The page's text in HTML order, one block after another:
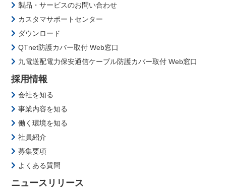
製品・サービスのお問い合わせ
カスタマサポートセンター
ダウンロード
QTnet防護カバー取付 Web窓口
九電送配電力保安通信ケーブル防護カバー取付 Web窓口
採用情報
会社を知る
事業内容を知る
働く環境を知る
社員紹介
募集要項
よくある質問
ニュースリリース